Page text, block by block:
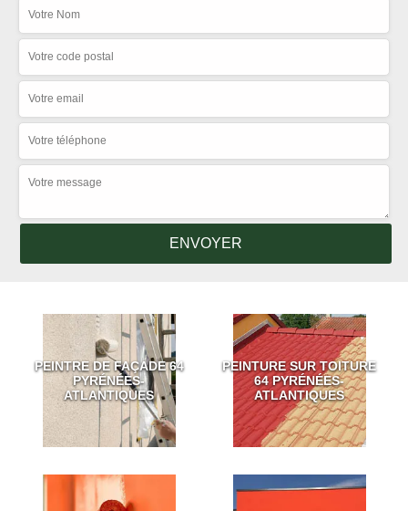
PEINTRE DE FAÇADE 64
PYRÉNÉES-
ATLANTIQUES
PEINTURE SUR TOITURE
64 PYRÉNÉES-
ATLANTIQUES